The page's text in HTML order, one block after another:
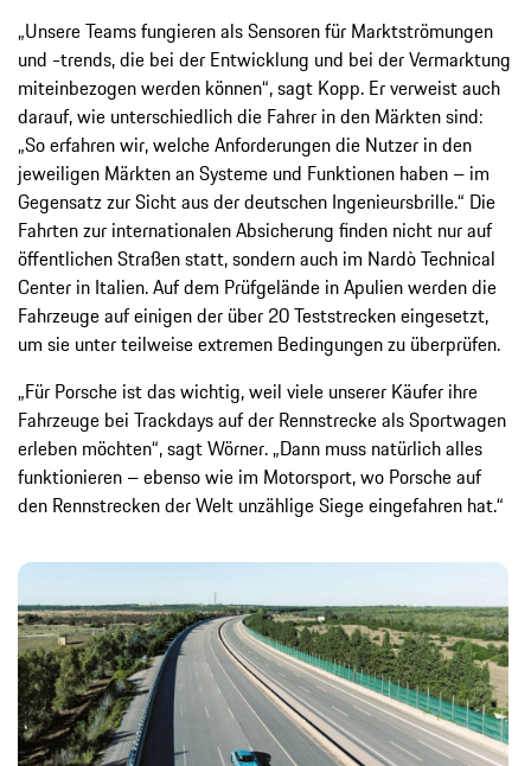
„Unsere Teams fungieren als Sensoren für Marktströmungen
und -trends, die bei der Entwicklung und bei der Vermarktung
miteinbezogen werden können“, sagt Kopp. Er verweist auch
darauf, wie unterschiedlich die Fahrer in den Märkten sind:
„So erfahren wir, welche Anforderungen die Nutzer in den
jeweiligen Märkten an Systeme und Funktionen haben – im
Gegensatz zur Sicht aus der deutschen Ingenieursbrille.“ Die
Fahrten zur internationalen Absicherung finden nicht nur auf
öffentlichen Straßen statt, sondern auch im Nardò Technical
Center in Italien. Auf dem Prüfgelände in Apulien werden die
Fahrzeuge auf einigen der über 20 Teststrecken eingesetzt,
um sie unter teilweise extremen Bedingungen zu überprüfen.
„Für Porsche ist das wichtig, weil viele unserer Käufer ihre
Fahrzeuge bei Trackdays auf der Rennstrecke als Sportwagen
erleben möchten“, sagt Wörner. „Dann muss natürlich alles
funktionieren – ebenso wie im Motorsport, wo Porsche auf
den Rennstrecken der Welt unzählige Siege eingefahren hat.“